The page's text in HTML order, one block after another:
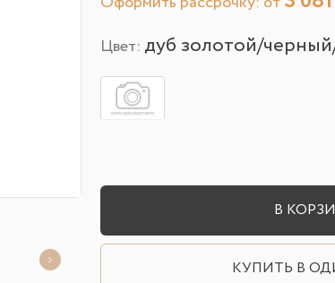
Цвет: дуб золотой/
В
КУПИТЬ В